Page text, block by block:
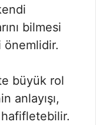
bilmesi
büyük rol
anlayışı,